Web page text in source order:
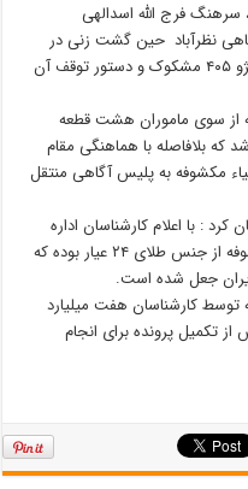
سرهنگ فرج الله اسدالهی
نظرآباد حین گشت زنی در
آزادراه کرج-قزوین به یک دستگاه خودرو پژو ۴۰۵ مشکوک و دستور توقف آن
از سوی ماموران هشت قطعه
بلافاصله با هماهنگی مقام
مکشوفه به پلیس آگاهی منتقل
: با اعلام کارشناسان اداره
میراث فرهنگی مشخص شد که اشیاء مکشوفه از جنس طلای ۲۴ عیار بوده که
ایران جعل شده است.
توسط کارشناسان هفت میلیارد
تکمیل پرونده برای انجام